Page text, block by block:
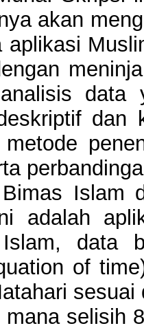
akan
data
dan
Islam
adalah
data
of
selisih